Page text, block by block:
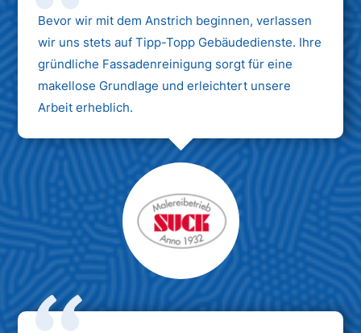
Bevor wir mit dem Anstrich beginnen, verlassen
wir uns stets auf Tipp-Topp Gebäudedienste. Ihre
gründliche Fassadenreinigung sorgt für eine
makellose Grundlage und erleichtert unsere
Arbeit erheblich.